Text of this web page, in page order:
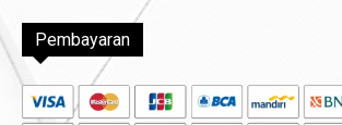
Pembayaran